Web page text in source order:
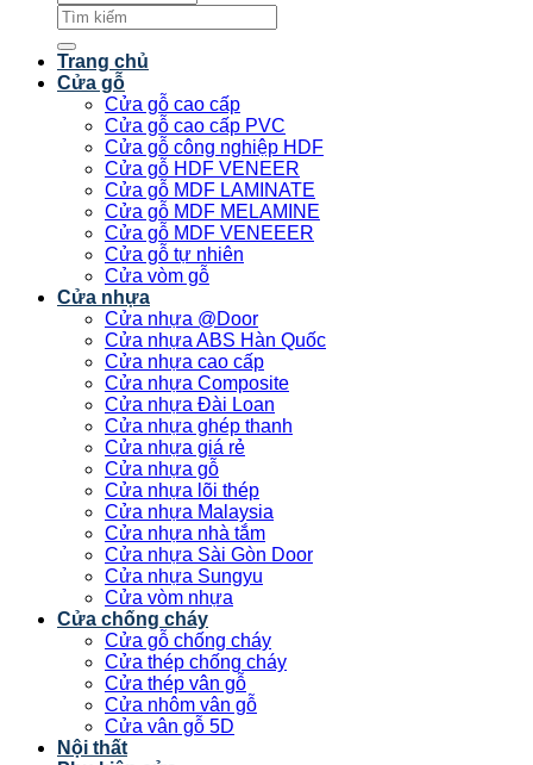
Tìm
kiếm:
Trang chủ
Cửa gỗ
Cửa gỗ cao cấp
Cửa gỗ cao cấp PVC
Cửa gỗ công nghiệp HDF
Cửa gỗ HDF VENEER
Cửa gỗ MDF LAMINATE
Cửa gỗ MDF MELAMINE
Cửa gỗ MDF VENEEER
Cửa gỗ tự nhiên
Cửa vòm gỗ
Cửa nhựa
Cửa nhựa @Door
Cửa nhựa ABS Hàn Quốc
Cửa nhựa cao cấp
Cửa nhựa Composite
Cửa nhựa Đài Loan
Cửa nhựa ghép thanh
Cửa nhựa giá rẻ
Cửa nhựa gỗ
Cửa nhựa lõi thép
Cửa nhựa Malaysia
Cửa nhựa nhà tắm
Cửa nhựa Sài Gòn Door
Cửa nhựa Sungyu
Cửa vòm nhựa
Cửa chống cháy
Cửa gỗ chống cháy
Cửa thép chống cháy
Cửa thép vân gỗ
Cửa nhôm vân gỗ
Cửa vân gỗ 5D
Nội thất